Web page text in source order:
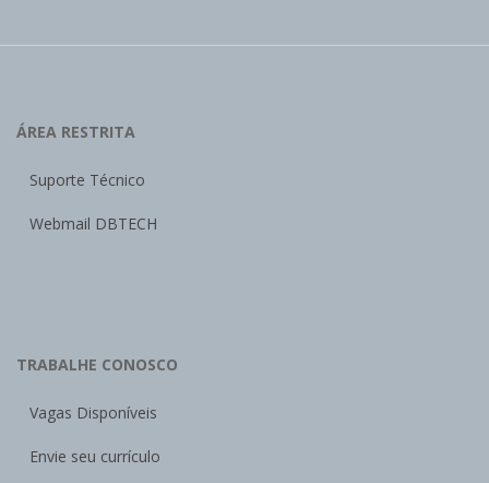
ÁREA RESTRITA
Suporte Técnico
Webmail DBTECH
TRABALHE CONOSCO
Vagas Disponíveis
Envie seu currículo